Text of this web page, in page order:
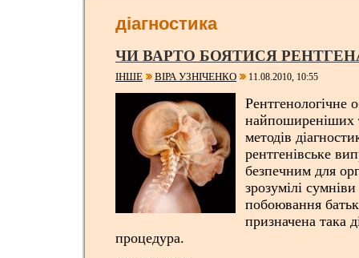
діагностика
ЧИ ВАРТО БОЯТИСЯ
ІНШЕ ВІРА УЗНІЧЕНКО 11.08.2010, 10:55
Рентгенологічне
найпоширеніших
методів
рентгенівське
безпечним для
зрозумілі сумніви
побоювання
призначена така
процедура.